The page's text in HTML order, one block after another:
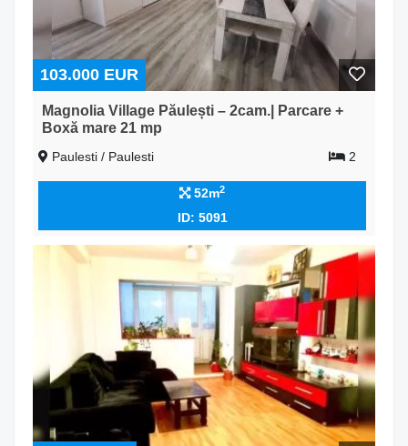
103.000 EUR
Magnolia Village Păulești – 2cam.| Parcare +
Boxă mare 21 mp
Paulesti / Paulesti 2
52m2
ID: 5091